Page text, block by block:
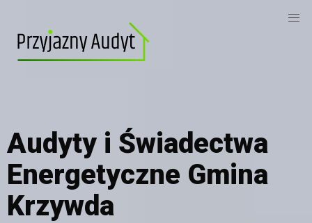
Audyty i Świadectwa
Energetyczne Gmina
Krzywda